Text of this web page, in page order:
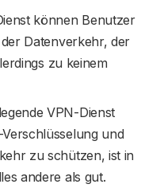
können Benutzer
Datenverkehr, der
zu keinem
VPN-Dienst
und
zu schützen, ist in
andere als gut.